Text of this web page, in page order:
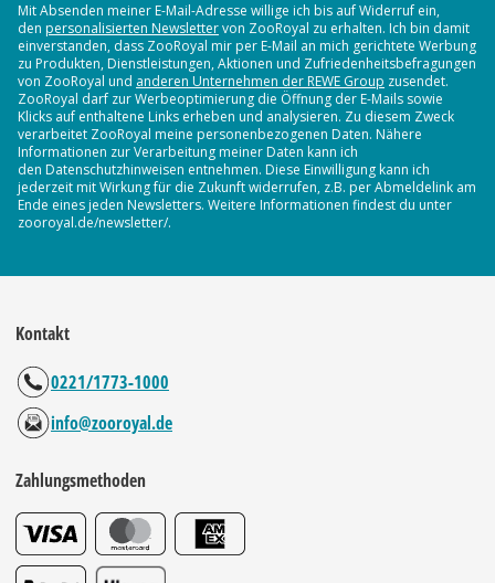
Mit Absenden meiner E-Mail-Adresse willige ich bis auf Widerruf ein,
den personalisierten Newslettervon ZooRoyal zu erhalten. Ich bin damit
einverstanden, dass ZooRoyal mir per E-Mail an mich gerichtete Werbung
zu Produkten, Dienstleistungen, Aktionen und Zufriedenheitsbefragungen
von ZooRoyal und anderen Unternehmen der REWE Group zusendet.
ZooRoyal darf zur Werbeoptimierung die Öffnung der E-Mails sowie
Klicks auf enthaltene Links erheben und analysieren. Zu diesem Zweck
verarbeitet ZooRoyal meine personenbezogenen Daten. Nähere
Informationen zur Verarbeitung meiner Daten kann ich
den Datenschutzhinweisen entnehmen. Diese Einwilligung kann ich
jederzeit mit Wirkung für die Zukunft widerrufen, z.B. per Abmeldelink am
Ende eines jeden Newsletters. Weitere Informationen findest du unter
zooroyal.de/newsletter/.
Kontakt
0221/1773-1000
info@zooroyal.de
Zahlungsmethoden